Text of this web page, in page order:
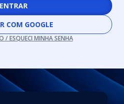
ENTRAR
COM GOOGLE
/ ESQUECI MINHA SENHA